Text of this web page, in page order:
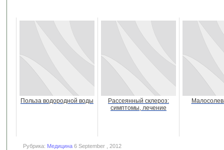
Польза водородной воды
Рассеянный склероз:
симптомы, лечение
Рубрика: Медицина 6 September , 2012